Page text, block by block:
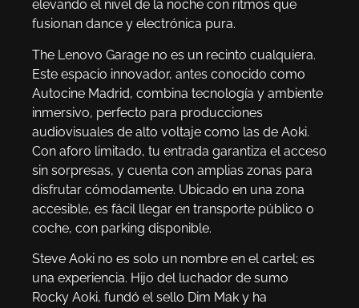
elevando el nivel de la noche con ritmos que
fusionan dance y electrónica pura.
The Lenovo Garage no es un recinto cualquiera.
Este espacio innovador, antes conocido como
Autocine Madrid, combina tecnología y ambiente
inmersivo, perfecto para producciones
audiovisuales de alto voltaje como las de Aoki.
Con aforo limitado, tu entrada garantiza el acceso
sin sorpresas, y cuenta con amplias zonas para
disfrutar cómodamente. Ubicado en una zona
accesible, es fácil llegar en transporte público o
coche, con parking disponible.
Steve Aoki no es solo un nombre en el cartel; es
una experiencia. Hijo del luchador de sumo
Rocky Aoki, fundó el sello Dim Mak y ha